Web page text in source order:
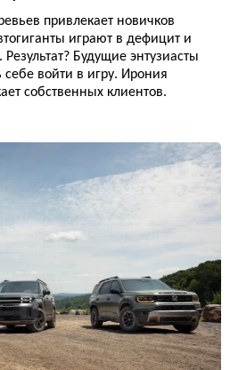
привлекает новичков
играют в дефицит и
Будущие энтузиасты
себе войти в игру. Ирония
собственных клиентов.